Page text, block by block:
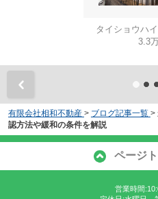
タイショウハ
3.3
有限会社相和不動産 > ブログ記事一覧 >
認方法や緩和の条件を解説
ページ
営業時間